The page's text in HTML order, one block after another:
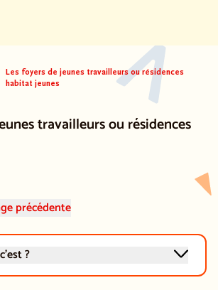
Les foyers de jeunes travailleurs ou résidences
habitat jeunes
travailleurs ou résidences
précédente
?